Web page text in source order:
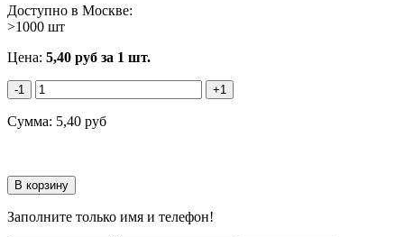
Доступно в Москве:
>1000 шт
Цена: 5,40 руб за 1 шт.
-1 +1
Сумма: 5,40 руб
Заполните только имя и телефон!